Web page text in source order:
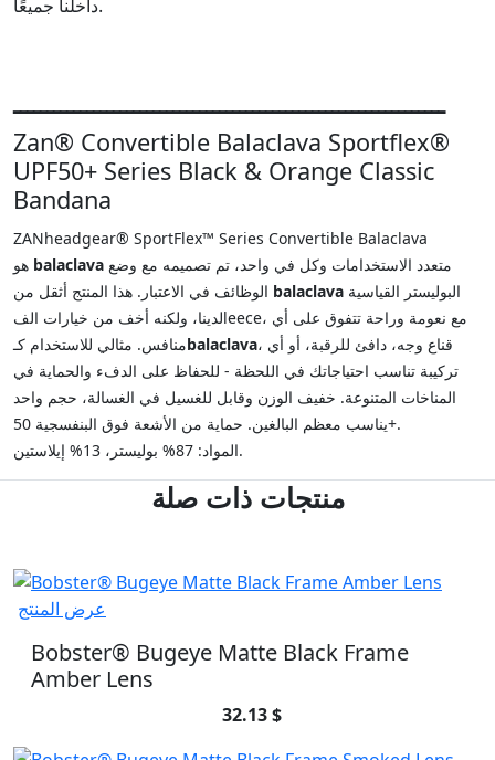
داخلنا جميعًا.
ـــــــــــــــــــــــــــــــــــــــــــــــــــــــــــــــــ
Zan® Convertible Balaclava Sportflex®
UPF50+ Series Black & Orange Classic
Bandana
ZANheadgear® SportFlex™ Series Convertible Balaclava
balaclava
balaclava
لدينا، ولكنه أخف من خيارات الفleece، مع نعومة وراحة تتفوق على أي
منافس. مثالي للاستخدام كـbalaclava، قناع وجه، دافئ للرقبة، أو أي
تركيبة تناسب احتياجاتك في اللحظة - للحفاظ على الدفء والحماية في
المناخات المتنوعة. خفيف الوزن وقابل للغسيل في الغسالة، حجم واحد
يناسب معظم البالغين. حماية من الأشعة فوق البنفسجية 50+.
المواد: 87% بوليستر، 13% إيلاستين.
منتجات ذات صلة
عرض المنتج
Bobster® Bugeye Matte Black Frame
Amber Lens
32.13 $